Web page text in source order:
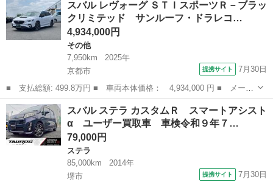
Ｔアイサイト Ｓスタイル アイサイトｖｅｒ３／ターボ車／４ＷＤ
／純正ナビ・...
スバル レヴォーグ ＳＴＩスポーツＲ－ブラッ
クリミテッド サンルーフ・ドラレコ…
4,934,000円
その他
7,950km
2025年
京都市
提携サイト 7月30日
■ 支払総額: 499.8万円 ■ 車両本体価格： 4,934,000 円 ■ メーカ
ー名： スバル ■ 車種名： レヴォーグ ■ グレード名： ＳＴＩ
スポーツＲ－ブラックリミテッド サンルーフ・ドラレコ・ハーマン
カードン...
京都 京都市
スバル ステラ カスタムＲ スマートアシスト
α ユーザー買取車 車検令和９年７…
79,000円
ステラ
85,000km
2014年
堺市
提携サイト 7月30日